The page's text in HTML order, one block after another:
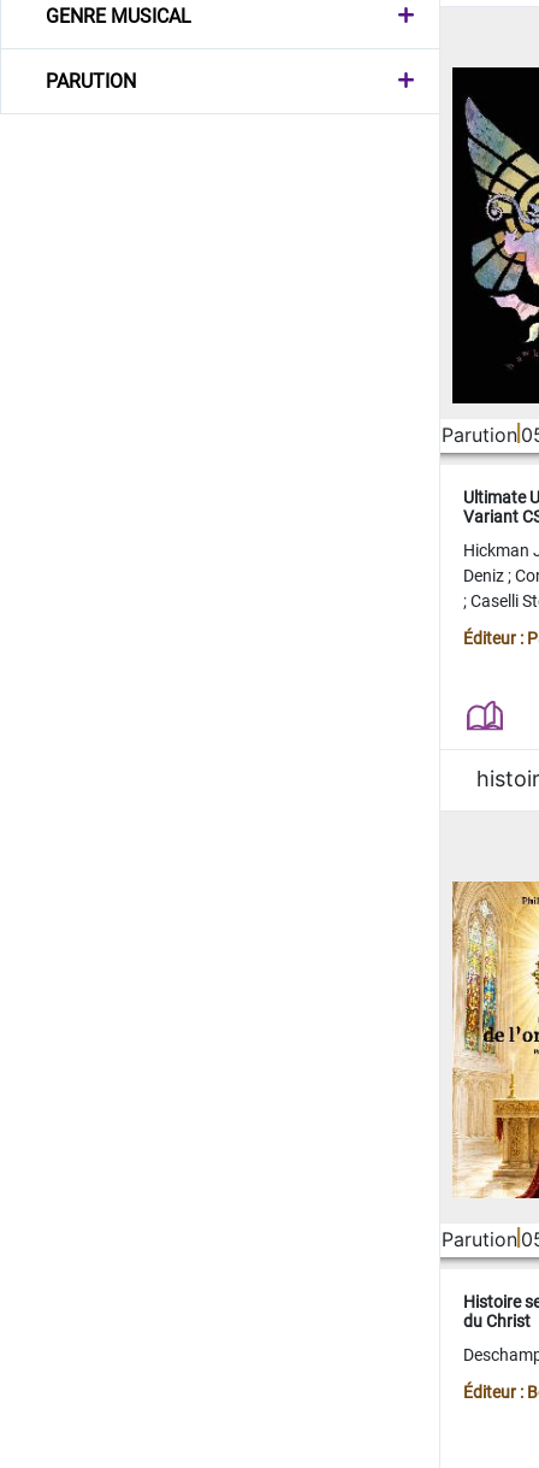
GENRE MUSICAL
PARUTION
Parution
Ultimate
Variant
Hickman
Deniz;
;Caselli
Juan
Éditeur :
Parution
Histoire
du Christ
Éditeur :